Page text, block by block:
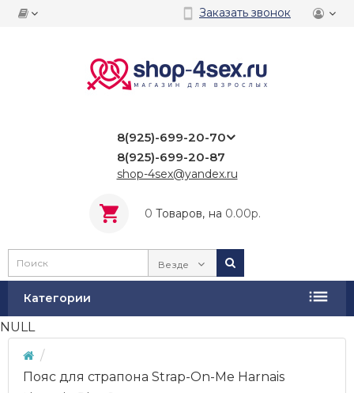
Заказать звонок
8(925)-699-20-70
8(925)-699-20-87
shop-4sex@yandex.ru
0 Tоваров, на 0.00р.
Везде
Категории
NULL
Пояс для страпона Strap-On-Me Harnais